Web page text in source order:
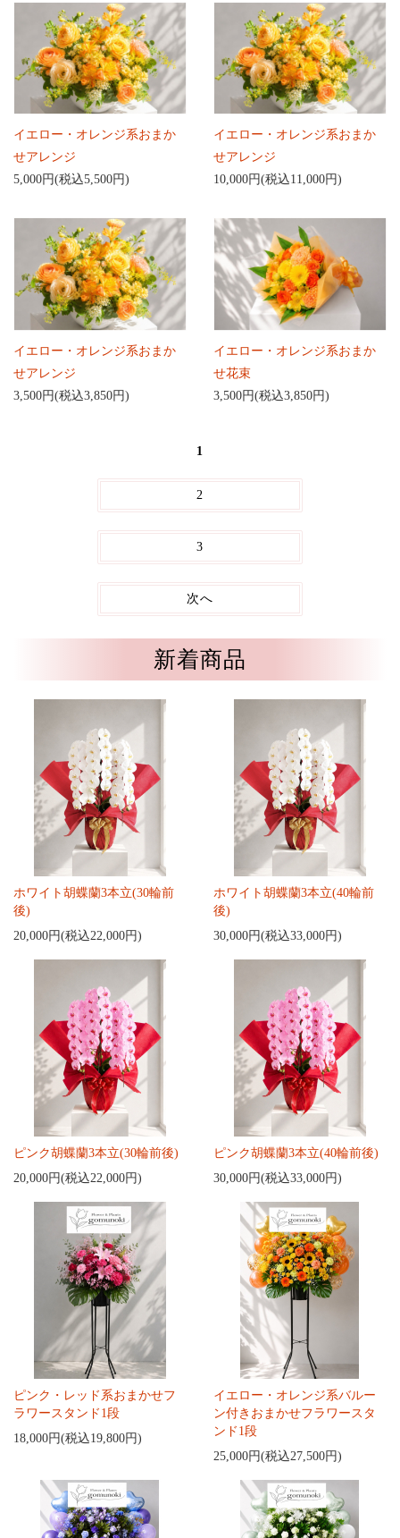
イエロー・オレンジ系おまか
せアレンジ
5,000円(税込5,500円)
イエロー・オレンジ系おまか
せアレンジ
10,000円(税込11,000円)
イエロー・オレンジ系おまか
せアレンジ
3,500円(税込3,850円)
イエロー・オレンジ系おまか
せ花束
3,500円(税込3,850円)
1
2
3
次へ
新着商品
ホワイト胡蝶蘭3本立(30輪前
後)
20,000円(税込22,000円)
ホワイト胡蝶蘭3本立(40輪前
後)
30,000円(税込33,000円)
ピンク胡蝶蘭3本立(30輪前後)
20,000円(税込22,000円)
ピンク胡蝶蘭3本立(40輪前後)
30,000円(税込33,000円)
ピンク・レッド系おまかせフ
ラワースタンド1段
18,000円(税込19,800円)
イエロー・オレンジ系バルー
ン付きおまかせフラワースタ
ンド1段
25,000円(税込27,500円)